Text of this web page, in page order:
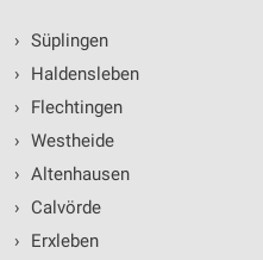
› Süplingen
›
Haldensleben
›
Flechtingen
› Westheide
› Altenhausen
›
Calvörde
›
Erxleben